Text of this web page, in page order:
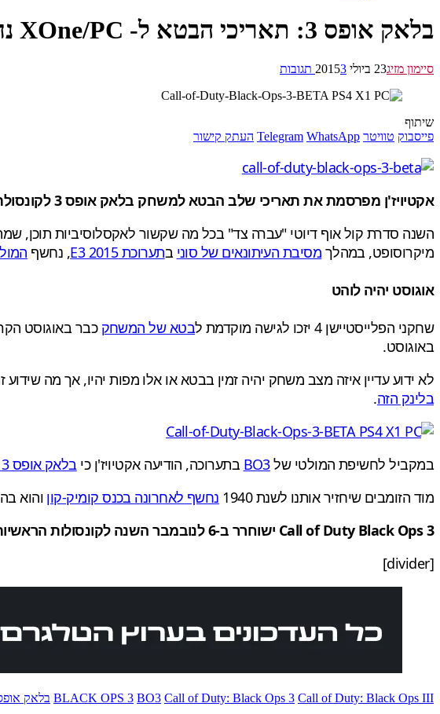
בלאק אופס 3: תאריכי הבטא ל- XOne/PC נחשפו
סיימון מזיג23 ביולי 2015 3 תגובות
שיתוף
פייסבוק טוויטר Telegram WhatsApp העתק קישור
אקטיויז'ן מפרסמת את תאריכי שלב הבטא למשחק בלאק אופס 3 לקונסולת האקסבוקס וואן ולמחשב האישי. הבטא ל-PS4 באמצע חודש הבא
מיקרוסופט, במהלך מסיבת העיתונאים של סוני בתערוכת E3 2015 , נחשף
אוגוסט יהיה לוהט
שחקני הפלייסטיישן 4 יזכו לגישה מוקדמת ל
בטא של המשחק
באוגוסט.
לא ידוע עדיין איזה מצב משחק יהיה זמין בבטא או אלו מפות יהיו, אך מה
בלינק הזה.
במקביל לחשיפת המולטי שלBO3 בתערוכה, הודיעה אקטיויז'ן כי בלאק אופס 3 יגיע גם ל-PS3 ול-Xbox 360
מוד הזומבים שיחזיר אותנו לשנת 1940
נחשף לאחרונה בכנס קומיק-קון והוא
Call of Duty Black Ops 3 ישוחרר ב-6 לנובמבר השנה לקונסולות הראשיות ולמחשב האישי.
[divider]
BLACK OPS 3 BO3 Call of Duty: Black Ops 3 Call of Duty: Black Ops III בלאק אופס